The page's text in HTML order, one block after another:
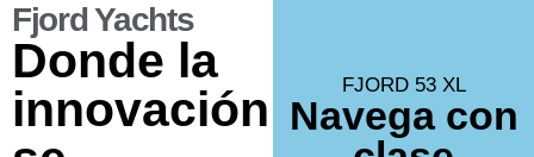
Fjord Yachts
Donde la
innovación
FJORD 53 XL
Navega con